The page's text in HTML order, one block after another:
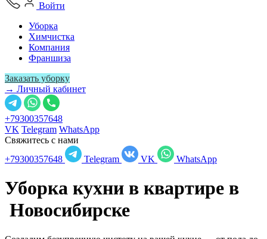
Войти
Уборка
Химчистка
Компания
Франшиза
Заказать уборку
→ Личный кабинет
+79300357648
VK Telegram WhatsApp
Свяжитесь с нами
+79300357648
Telegram VK WhatsApp
Уборка кухни в квартире в
Новосибирске